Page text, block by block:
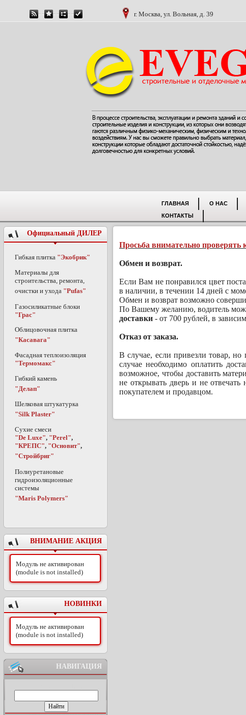
г. Москва, ул. Вольная, д. 39
ГЛАВНАЯ О НАС
КОНТАКТЫ
Официальный ДИЛЕР
Гибкая плитка "Экобрик"
Материалы для
строительства, ремонта,
очистки и ухода "Pufas"
Газосиликатные блоки
"Грас"
Облицовочная плитка
"Касавага"
Фасадная теплоизоляция
"Термомакс"
Гибкий камень
"Делап"
Шелковая штукатурка
"Silk Plaster"
Сухие смеси
"De Luxe", "Perel",
"КРЕПС", "Основит",
"Стройбриг"
Полиуретановые
гидроизоляционные
системы
"Maris Polymers"
ВНИМАНИЕ АКЦИЯ
Модуль не активирован
(module is not installed)
НОВИНКИ
Модуль не активирован
(module is not installed)
НАВИГАЦИЯ
Просьба внимательно проверять
Обмен и возврат.
Если Вам не понравился цвет
в наличии, в течении 14 дней с
Обмен и возврат возможно
По Вашему желанию, водитель
доставки - от 700 рублей, в
Отказ от заказа.
В случае, если привезли товар,
случае необходимо оплатить
возможное, чтобы доставить
не открывать дверь и не
покупателем и продавцом.